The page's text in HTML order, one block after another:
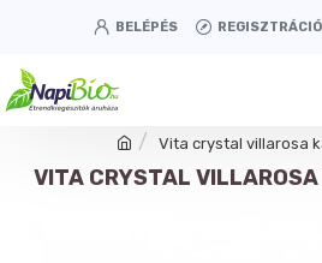
BELÉPÉS REGISZTRÁCIÓ
Vita crystal villarosa
VITA CRYSTAL